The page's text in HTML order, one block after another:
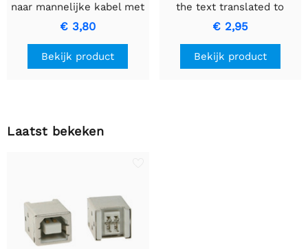
naar mannelijke kabel met
zwarte ring voor
hoogwaardige
signaaloverdracht
€ 3,80
Bekijk product
the text translated to
Dutch while keeping it
informal: AUTOZEKERING
MET CONTROLELAMPJE -
15A Blauwe Zekering.
€ 2,95
Bekijk product
Laatst bekeken